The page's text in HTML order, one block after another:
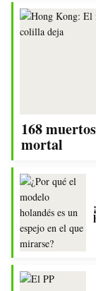
168
mortal